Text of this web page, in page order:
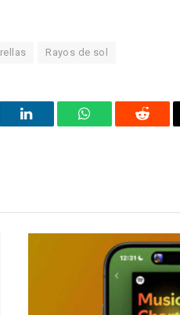
Rayos de sol
LinkedIn WhatsAppReddit